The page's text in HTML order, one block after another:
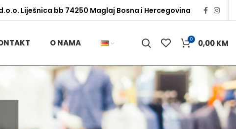
Liješnica bb 74250 Maglaj Bosna i Hercegovina
O NAMA 0 0,00KM